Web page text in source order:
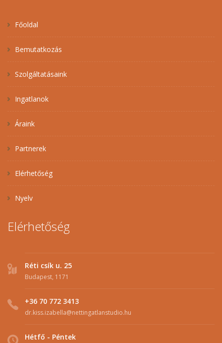
Főoldal
Bemutatkozás
Szolgáltatásaink
Ingatlanok
Áraink
Partnerek
Elérhetőség
Nyelv
Elérhetőség
Réti csík u. 25
Budapest, 1171
+36 70 772 3413
dr.kiss.izabella@nettingatlanstudio.hu
Hétfő - Péntek